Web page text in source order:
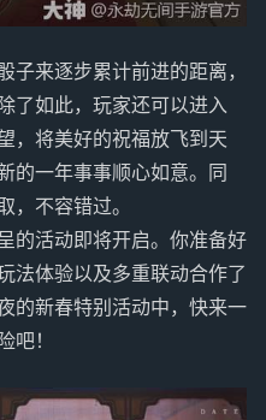
子来逐步累计前进的距离，
了如此，玩家还可以进入
，将美好的祝福放飞到天
的一年事事顺心如意。同
，不容错过。
的活动即将开启。你准备好
法体验以及多重联动合作了
的新春特别活动中，快来一
吧！